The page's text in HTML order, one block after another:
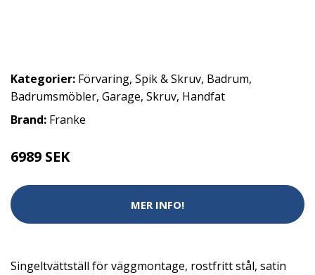
Kategorier: Förvaring, Spik & Skruv, Badrum,
Badrumsmöbler, Garage, Skruv, Handfat
Brand: Franke
6989 SEK
MER INFO!
Singeltvättställ för väggmontage, rostfritt stål, satin